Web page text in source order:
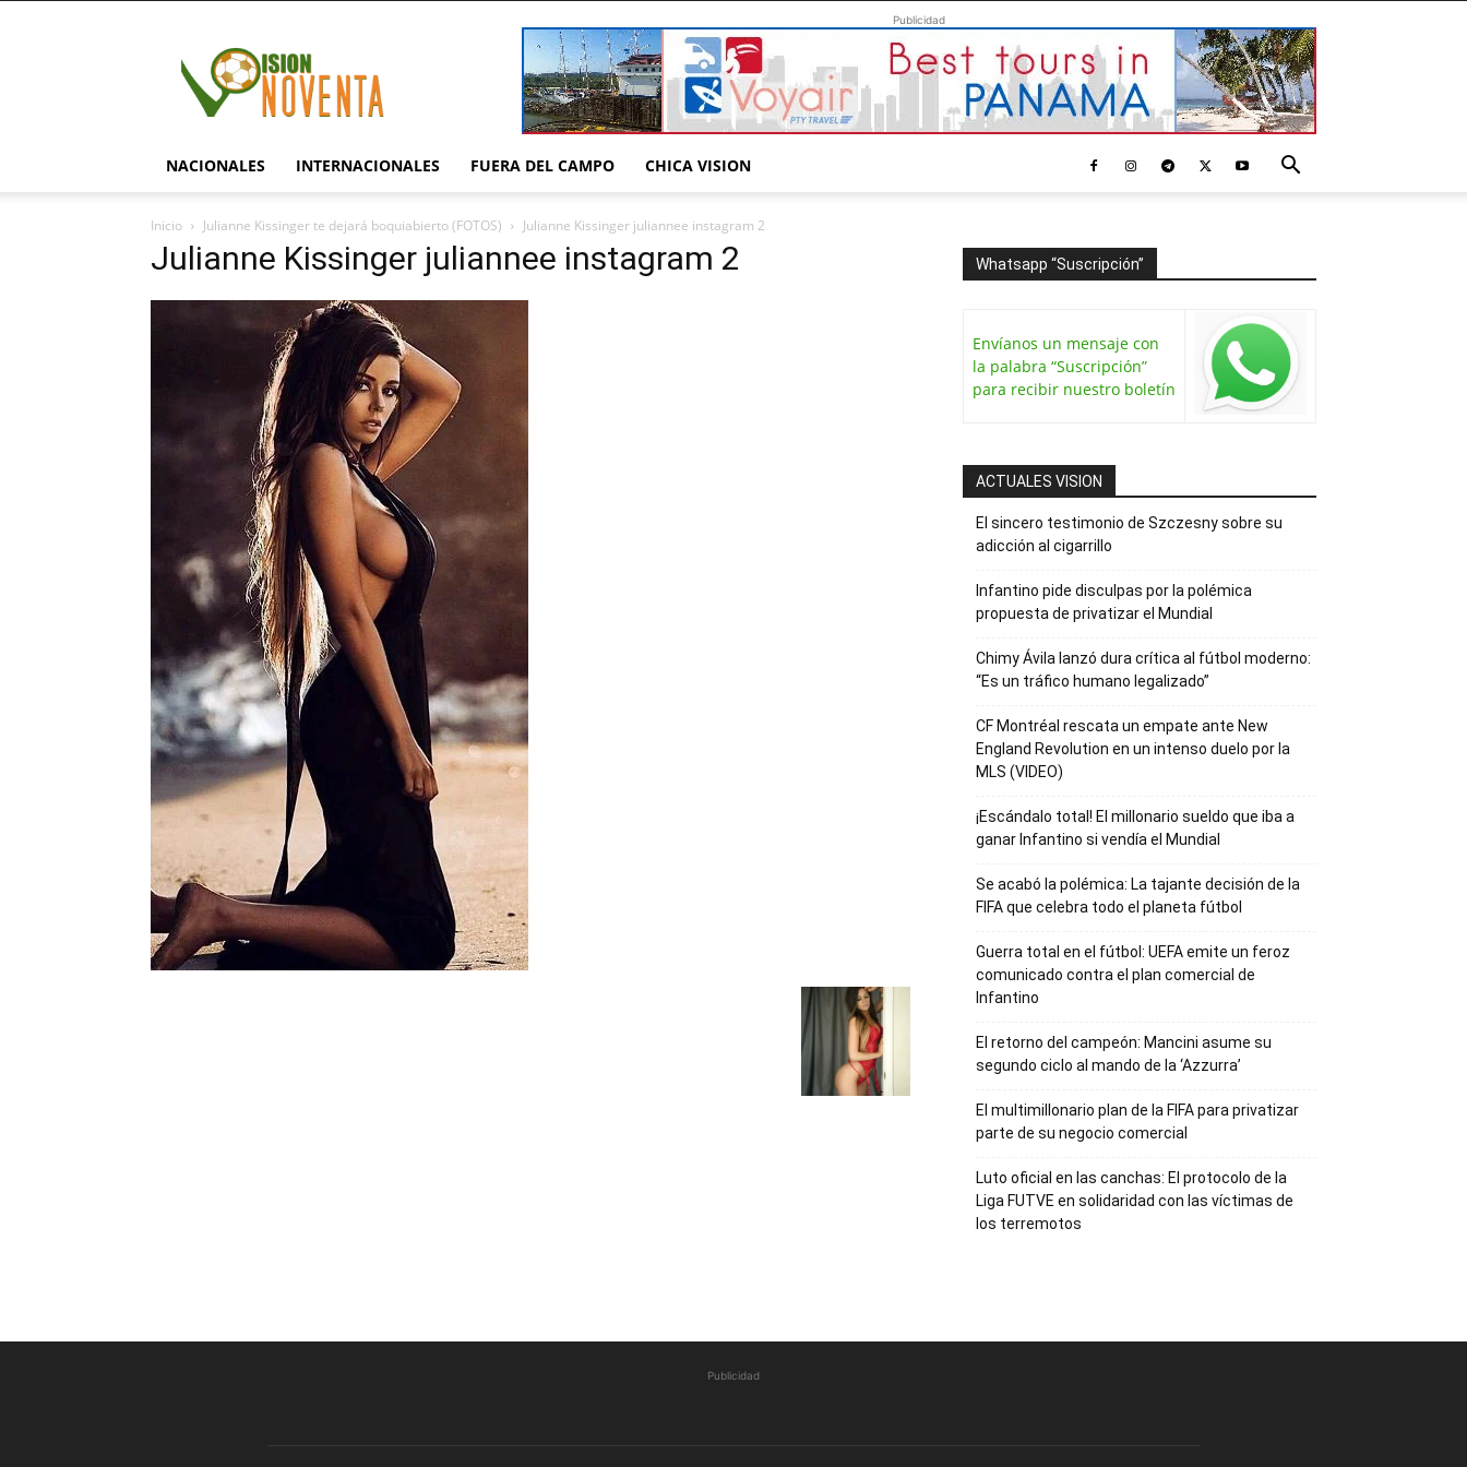
Publicidad
NACIONALES INTERNACIONALES FUERA DEL CAMPO CHICA VISION
Inicio Julianne Kissinger te dejará boquiabierto (FOTOS) Julianne Kissinger juliannee instagram 2
Julianne Kissinger juliannee instagram 2 Whatsapp “Suscripción”
Envíanos un mensaje con
la palabra “Suscripción”
para recibir nuestro boletín
ACTUALES VISION
El sincero testimonio de Szczesny sobre su
adicción al cigarrillo
Infantino pide disculpas por la polémica
propuesta de privatizar el Mundial
Chimy Ávila lanzó dura crítica al fútbol moderno:
“Es un tráfico humano legalizado”
CF Montréal rescata un empate ante New
England Revolution en un intenso duelo por la
MLS (VIDEO)
¡Escándalo total! El millonario sueldo que iba a
ganar Infantino si vendía el Mundial
Se acabó la polémica: La tajante decisión de la
FIFA que celebra todo el planeta fútbol
Guerra total en el fútbol: UEFA emite un feroz
comunicado contra el plan comercial de
Infantino
El retorno del campeón: Mancini asume su
segundo ciclo al mando de la ‘Azzurra’
El multimillonario plan de la FIFA para privatizar
parte de su negocio comercial
Luto oficial en las canchas: El protocolo de la
Liga FUTVE en solidaridad con las víctimas de
los terremotos
Publicidad